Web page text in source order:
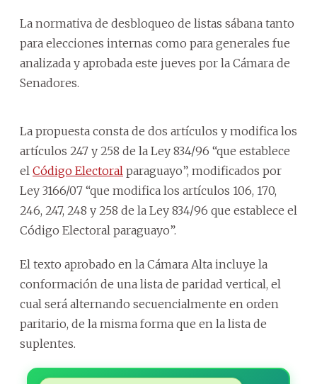
La normativa de desbloqueo de listas sábana tanto
para elecciones internas como para generales fue
analizada y aprobada este jueves por la Cámara de
Senadores.
La propuesta consta de dos artículos y modifica los
artículos 247 y 258 de la Ley 834/96 “que establece
el Código Electoral paraguayo”, modificados por
Ley 3166/07 “que modifica los artículos 106, 170,
246, 247, 248 y 258 de la Ley 834/96 que establece el
Código Electoral paraguayo”.
El texto aprobado en la Cámara Alta incluye la
conformación de una lista de paridad vertical, el
cual será alternando secuencialmente en orden
paritario, de la misma forma que en la lista de
suplentes.